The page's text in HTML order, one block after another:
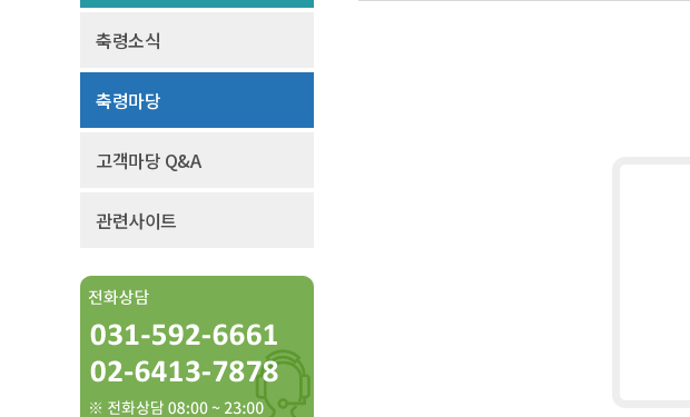
축령소식
축령마당
고객마당 Q&A
관련사이트